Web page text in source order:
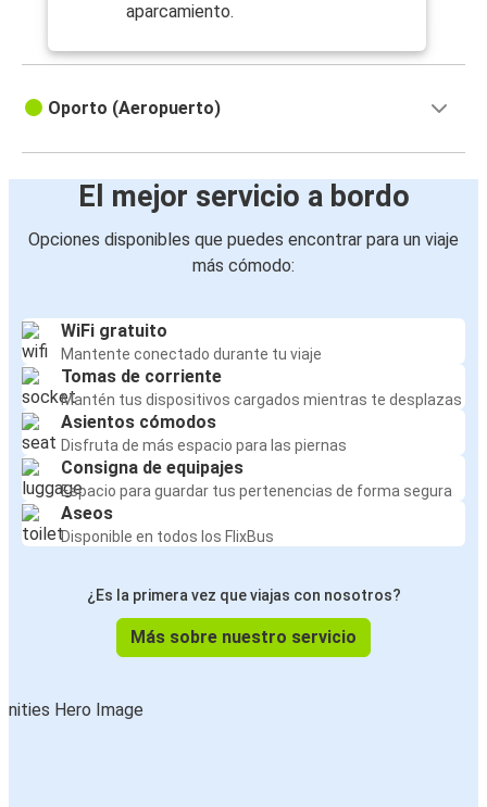
aparcamiento.
Oporto (Aeropuerto)
El mejor servicio a bordo
Opciones disponibles que puedes encontrar para un viaje
más cómodo:
WiFi gratuito
Mantente conectado durante tu viaje
Tomas de corriente
Mantén tus dispositivos cargados mientras te desplazas
Asientos cómodos
Disfruta de más espacio para las piernas
Consigna de equipajes
Espacio para guardar tus pertenencias de forma segura
Aseos
Disponible en todos los FlixBus
¿Es la primera vez que viajas con nosotros?
Más sobre nuestro servicio